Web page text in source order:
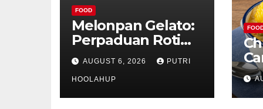
FOOD
Melonpan Gelato:
Perpaduan Roti
Renyah dan Es
Krim Lembut yang
Menggoda
AUGUST 6, 2026 PUTRI
HOOLAHUP